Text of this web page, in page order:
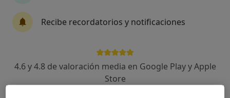
Recibe recordatorios y notificaciones
4.6 y 4.8 de valoración media en Google Play y Apple
Store
Dr. Carlos Marra-López Valenciano